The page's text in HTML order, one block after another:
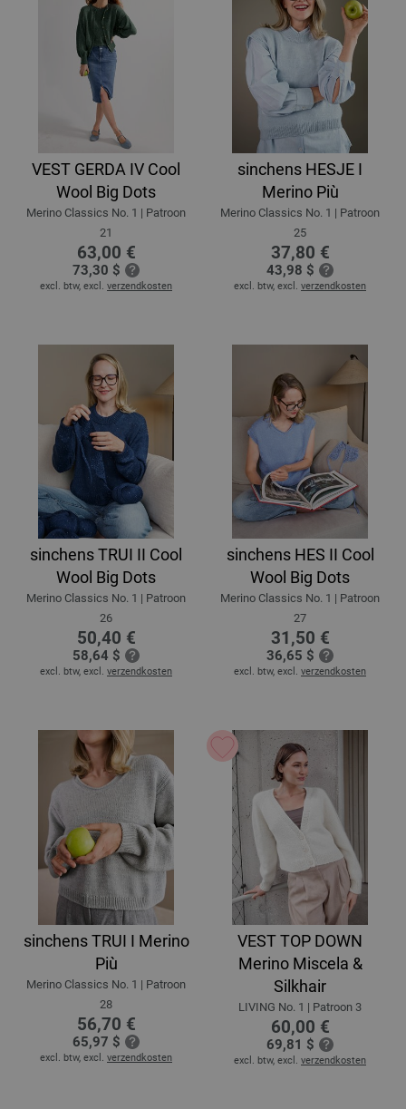
VEST GERDA IV Cool
Wool Big Dots
Merino Classics No. 1 | Patroon
21
63,00 €
73,30 $
excl. btw, excl. verzendkosten
sinchens HESJE I
Merino Più
Merino Classics No. 1 | Patroon
25
37,80 €
43,98 $
excl. btw, excl. verzendkosten
sinchens TRUI II Cool
Wool Big Dots
Merino Classics No. 1 | Patroon
26
50,40 €
58,64 $
excl. btw, excl. verzendkosten
sinchens HES II Cool
Wool Big Dots
Merino Classics No. 1 | Patroon
27
31,50 €
36,65 $
excl. btw, excl. verzendkosten
sinchens TRUI I Merino
Più
Merino Classics No. 1 | Patroon
28
56,70 €
65,97 $
excl. btw, excl. verzendkosten
VEST TOP DOWN
Merino Miscela &
Silkhair
LIVING No. 1 | Patroon 3
60,00 €
69,81 $
excl. btw, excl. verzendkosten